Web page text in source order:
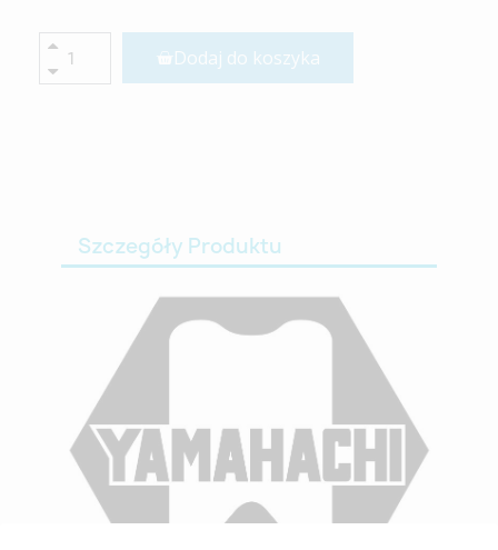
Dodaj do koszyka
Szczegóły Produktu